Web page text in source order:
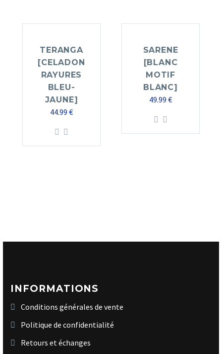
TERANGA
[CELADON
RAYURES
BLEU-
JAUNE]
44.99 €
SARENE
[BLANC
MOTIF
BLANC]
49.99 €
INFORMATIONS
Conditions générales de vente
Politique de confidentialité
Retours et échanges